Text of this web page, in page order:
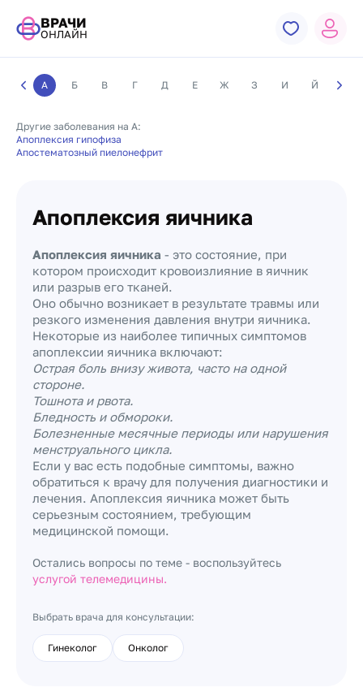
ВРАЧИ
ОНЛАЙН
А Б В Г Д Е Ж З И Й К
Другие заболевания на А:
Апоплексия гипофиза
Апостематозный пиелонефрит
Апоплексия яичника
Апоплексия яичника - это состояние, при
котором происходит кровоизлияние в яичник
или разрыв его тканей.
Оно обычно возникает в результате травмы или
резкого изменения давления внутри яичника.
Некоторые из наиболее типичных симптомов
апоплексии яичника включают:
Острая боль внизу живота, часто на одной
стороне.
Тошнота и рвота.
Бледность и обмороки.
Болезненные месячные периоды или нарушения
менструального цикла.
Если у вас есть подобные симптомы, важно
обратиться к врачу для получения диагностики и
лечения. Апоплексия яичника может быть
серьезным состоянием, требующим
медицинской помощи.
Остались вопросы по теме - воспользуйтесь
услугой телемедицины.
Выбрать врача для консультации:
Гинеколог Онколог